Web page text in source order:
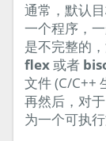
通常，默认
一个程序，
是不完整的
flex或者
文件 (C/C++
再然后，对
为一个可执